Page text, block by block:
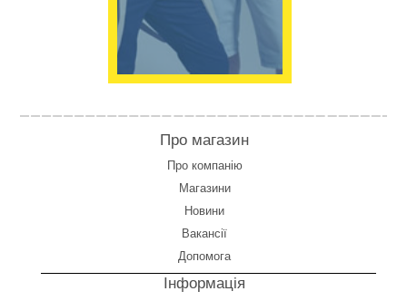
Про магазин
Про компанію
Магазини
Новини
Вакансії
Допомога
Інформація